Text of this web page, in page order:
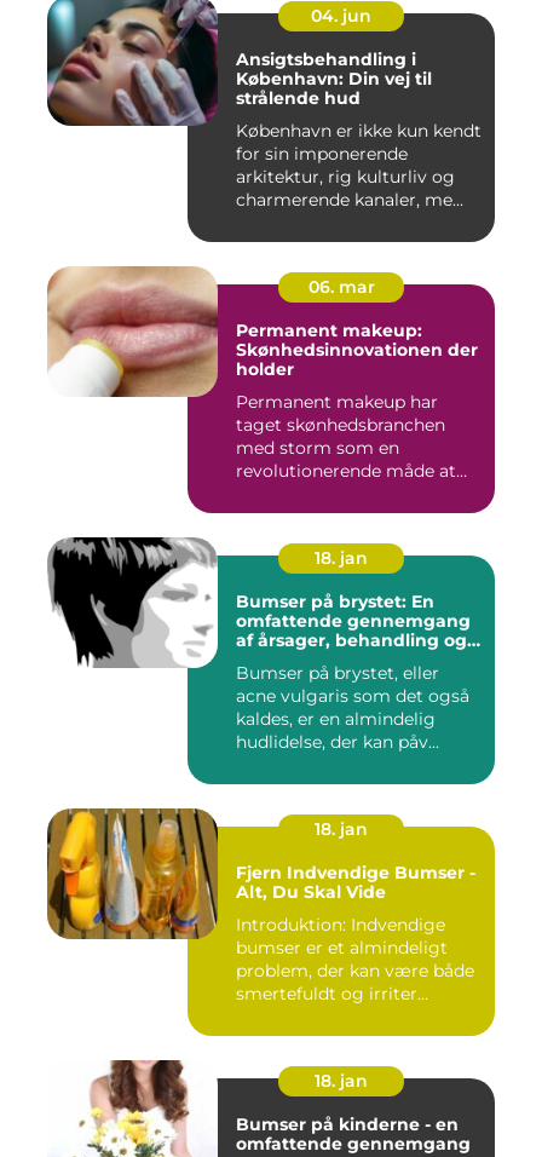
04. jun
Ansigtsbehandling i
København: Din vej til
strålende hud
København er ikke kun kendt
for sin imponerende
arkitektur, rig kulturliv og
charmerende kanaler, me...
06. mar
Permanent makeup:
Skønhedsinnovationen der
holder
Permanent makeup har
taget skønhedsbranchen
med storm som en
revolutionerende måde at
18. jan
Bumser på brystet: En
omfattende gennemgang
af årsager, behandling og
Bumser på brystet, eller
acne vulgaris som det også
kaldes, er en almindelig
hudlidelse, der kan påv...
18. jan
Fjern Indvendige Bumser -
Alt, Du Skal Vide
Introduktion: Indvendige
bumser er et almindeligt
problem, der kan være både
smertefuldt og irriter...
18. jan
Bumser på kinderne - en
omfattende gennemgang